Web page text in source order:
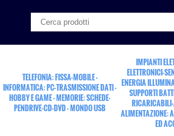
TELEFONIA: FISSA-MOBILE -
INFORMATICA: PC-TRASMISSIONE DATI -
HOBBY E GAME - MEMORIE: SCHEDE-
PENDRIVE-CD-DVD - MONDO USB
IMPIANTI
ELETTRONICI-
ENERGIA
SUPPORTI
ALIMENTAZIONE:
ED
presa c.st.36p.Amph.57